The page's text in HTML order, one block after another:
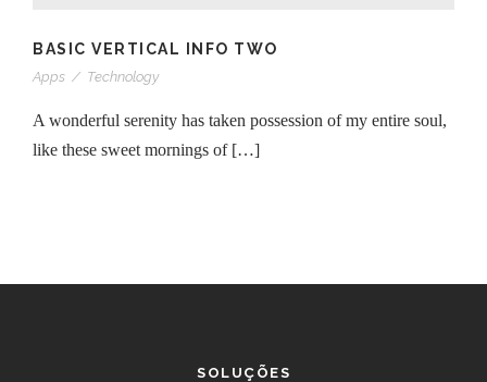
BASIC VERTICAL INFO TWO
Apps / Technology
A wonderful serenity has taken possession of my entire soul,
like these sweet mornings of […]
SOLUÇÕES